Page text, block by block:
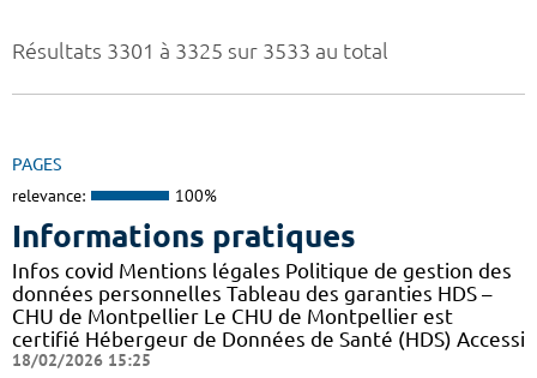
Résultats 3301 à 3325 sur 3533 au total
PAGES
relevance: 100%
Informations pratiques
Infos covid Mentions légales Politique de gestion des
données personnelles Tableau des garanties HDS –
CHU de Montpellier Le CHU de Montpellier est
certifié Hébergeur de Données de Santé (HDS) Accessi
18/02/2026 15:25